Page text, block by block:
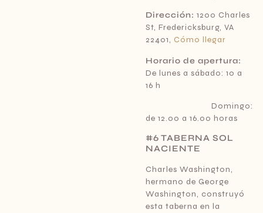
Dirección:1200 Charles
St, Fredericksburg, VA
22401, Cómo llegar
Horario de apertura:
De lunes a sábado: 10 a
16 h
Domingo:
de 12.00 a 16.00 horas
#6 TABERNA SOL
NACIENTE
Charles Washington,
hermano de George
Washington, construyó
esta taberna en la